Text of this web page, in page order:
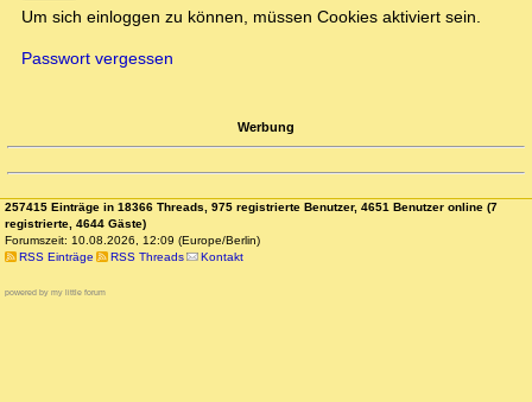
Um sich einloggen zu können, müssen Cookies aktiviert sein.
Passwort vergessen
Werbung
257415 Einträge in 18366 Threads, 975 registrierte Benutzer, 4651 Benutzer online (7
registrierte, 4644 Gäste)
Forumszeit: 10.08.2026, 12:09 (Europe/Berlin)
RSS Einträge
RSS Threads Kontakt
powered by my little forum